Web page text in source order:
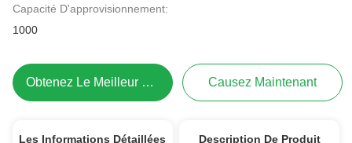
Capacité D'approvisionnement:
1000
Obtenez Le Meilleur Prix Causez Maintenant
Les Informations Détaillées Description De Produit